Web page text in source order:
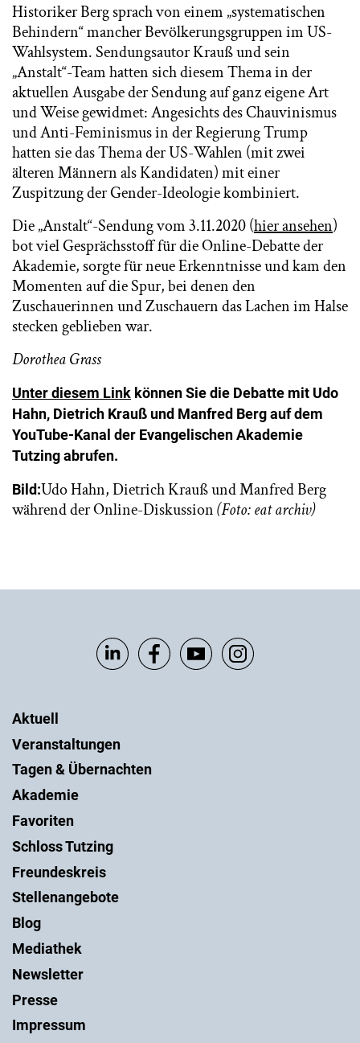
Historiker Berg sprach von einem „systematischen
Behindern“ mancher Bevölkerungsgruppen im US-
Wahlsystem. Sendungsautor Krauß und sein
„Anstalt“-Team hatten sich diesem Thema in der
aktuellen Ausgabe der Sendung auf ganz eigene Art
und Weise gewidmet: Angesichts des Chauvinismus
und Anti-Feminismus in der Regierung Trump
hatten sie das Thema der US-Wahlen (mit zwei
älteren Männern als Kandidaten) mit einer
Zuspitzung der Gender-Ideologie kombiniert.
Die „Anstalt“-Sendung vom 3.11.2020 (hier ansehen)
bot viel Gesprächsstoff für die Online-Debatte der
Akademie, sorgte für neue Erkenntnisse und kam den
Momenten auf die Spur, bei denen den
Zuschauerinnen und Zuschauern das Lachen im Halse
stecken geblieben war.
Dorothea Grass
Unter diesem Link können Sie die Debatte mit Udo
Hahn, Dietrich Krauß und Manfred Berg auf dem
YouTube-Kanal der Evangelischen Akademie
Tutzing abrufen.
Bild:Udo Hahn, Dietrich Krauß und Manfred Berg
während der Online-Diskussion(Foto: eat archiv)
Aktuell
Veranstaltungen
Tagen & Übernachten
Akademie
Favoriten
Schloss Tutzing
Freundeskreis
Stellenangebote
Blog
Mediathek
Newsletter
Presse
Impressum